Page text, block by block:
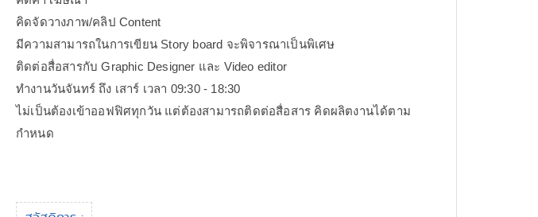
คิดจัดวางภาพ/คลิป Content
มีความสามารถในการเขียน Story board จะพิจารณาเป็นพิเศษ
ติดต่อสื่อสารกับ Graphic Designer และ Video editor
ทำงานวันจันทร์ ถึง เสาร์ เวลา 09:30 - 18:30
ไม่เป็นต้องเข้าออฟฟิศทุกวัน แต่ต้องสามารถติดต่อสื่อสาร คิดผลิตงานได้ตาม
กำหนด